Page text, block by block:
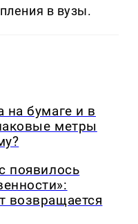
в вузы.
на бумаге и в
метры
появилось
возвращается